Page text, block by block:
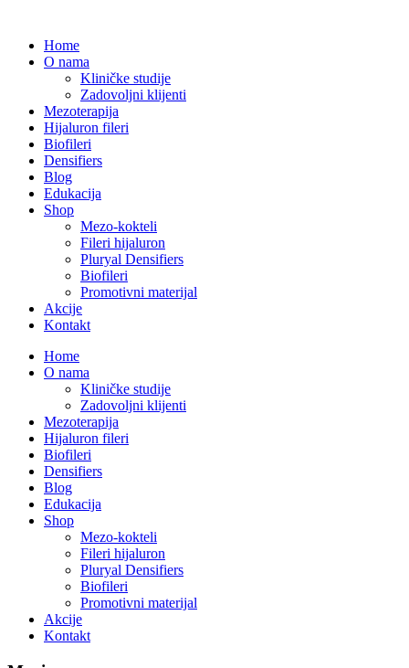
Home
O nama
Kliničke studije
Zadovoljni klijenti
Mezoterapija
Hijaluron fileri
Biofileri
Densifiers
Blog
Edukacija
Shop
Mezo-kokteli
Fileri hijaluron
Pluryal Densifiers
Biofileri
Promotivni materijal
Akcije
Kontakt
Home
O nama
Kliničke studije
Zadovoljni klijenti
Mezoterapija
Hijaluron fileri
Biofileri
Densifiers
Blog
Edukacija
Shop
Mezo-kokteli
Fileri hijaluron
Pluryal Densifiers
Biofileri
Promotivni materijal
Akcije
Kontakt